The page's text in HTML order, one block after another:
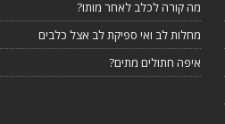
מה קורה לכלב לאחר מותו?
מחלות לב ואי ספיקת לב אצל כלבים
איפה חתולים מתים?